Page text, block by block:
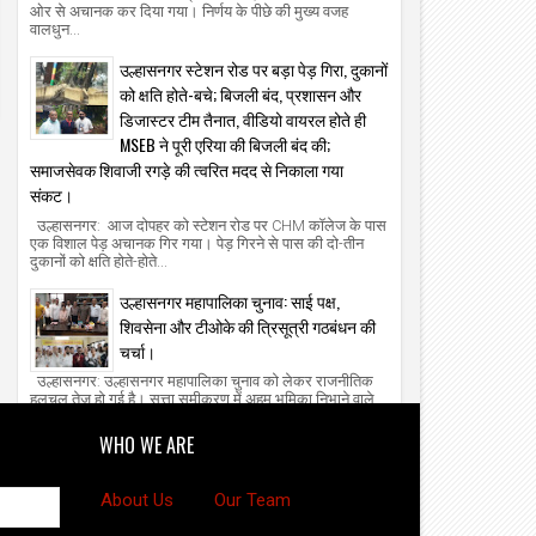
ओर से अचानक कर दिया गया। निर्णय के पीछे की मुख्य वजह
वालधुन...
उल्हासनगर स्टेशन रोड पर बड़ा पेड़ गिरा, दुकानों
को क्षति होते-बचे; बिजली बंद, प्रशासन और
डिजास्टर टीम तैनात, वीडियो वायरल होते ही
MSEB ने पूरी एरिया की बिजली बंद की;
समाजसेवक शिवाजी रगड़े की त्वरित मदद से निकाला गया
संकट।
उल्हासनगर: आज दोपहर को स्टेशन रोड पर CHM कॉलेज के पास
एक विशाल पेड़ अचानक गिर गया। पेड़ गिरने से पास की दो-तीन
दुकानों को क्षति होते-होते...
उल्हासनगर महापालिका चुनाव: साई पक्ष,
शिवसेना और टीओके की त्रिसूत्री गठबंधन की
चर्चा।
उल्हासनगर: उल्हासनगर महापालिका चुनाव को लेकर राजनीतिक
हलचल तेज हो गई है। सत्ता समीकरण में अहम भूमिका निभाने वाले
WHO WE ARE
About Us Our Team